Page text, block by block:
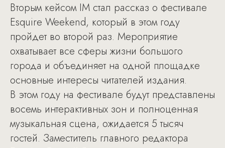
Вторым кейсом IM стал рассказ о фестивале
Esquire Weekend, который в этом году
пройдет во второй раз. Мероприятие
охватывает все сферы жизни большого
города и объединяет на одной площадке
основные интересы читателей издания.
В этом году на фестивале будут представлены
восемь интерактивных зон и полноценная
музыкальная сцена, ожидается 5 тысяч
гостей. Заместитель главного редактора